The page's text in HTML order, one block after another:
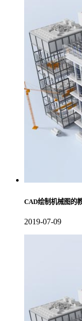
CAD绘制机械图的
2019-07-09